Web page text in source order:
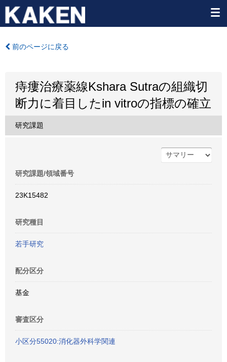
前のページに戻る
痔瘻治療薬線Kshara Sutraの組織切
断力に着目したin vitroの指標の確立
研究課題
研究課題/領域番号
23K15482
研究種目
若手研究
配分区分
基金
審査区分
小区分55020:消化器外科学関連